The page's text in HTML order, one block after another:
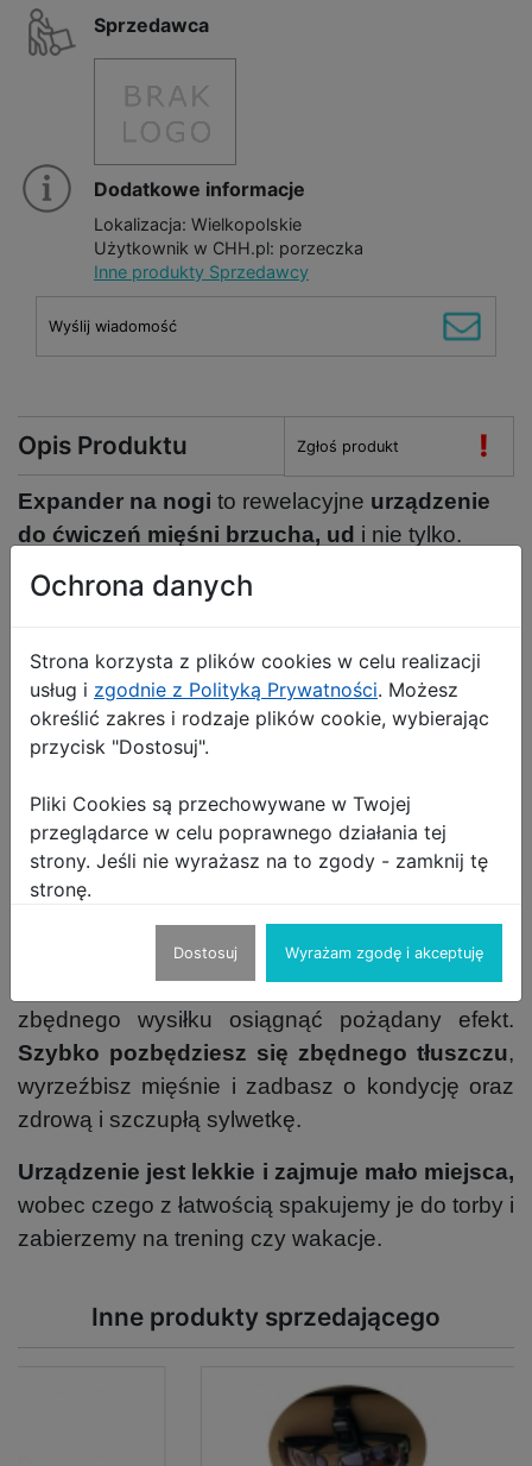
Sprzedawca
Dodatkowe informacje
Lokalizacja: Wielkopolskie
Użytkownik w CHH.pl: porzeczka
Inne produkty Sprzedawcy
Wyślij wiadomość
Zgłoś produkt !
Opis Produktu
Expander na nogi to rewelacyjne urządzenie
do ćwiczeń mięśni brzucha, ud i nie tylko.
ujędrnisz poszczególne mięśnie ciała. Podczas
ramion, brzucha, klatki piersiowej oraz uda.
Pedały ekspanderawykonane zostały zpianki
o wysokiej gęstości
dłonie z miękkiej gąbki,co zmniejsza ryzyko
wyślizgnięcie się urządzenia w trakcie ćwiczeń.
Ekspandera zawiera, 2 rurki oporowe
wykonane
na rozciąganie.
Trening jest szybki, łatwyoraz pozwala bez
zbędnego wysiłku osiągnąć pożądany efekt.
Szybko pozbędziesz się zbędnego tłuszczu,
wyrzeźbisz mięśnie i zadbasz o kondycję oraz
zdrową i szczupłą sylwetkę.
Urządzenie jest lekkie i zajmuje mało miejsca,
wobec czego z łatwością spakujemy je do torby i
zabierzemy na trening czy wakacje.
Inne produkty sprzedającego
Ochrona danych
Strona korzysta z plików cookies w celu realizacji
usług i zgodnie z Polityką Prywatności. Możesz
określić zakres i rodzaje plików cookie, wybierając
przycisk "Dostosuj".
Pliki Cookies są przechowywane w Twojej
przeglądarce w celu poprawnego działania tej
strony. Jeśli nie wyrażasz na to zgody - zamknij tę
stronę.
Dostosuj Wyrażam zgodę i akceptuję